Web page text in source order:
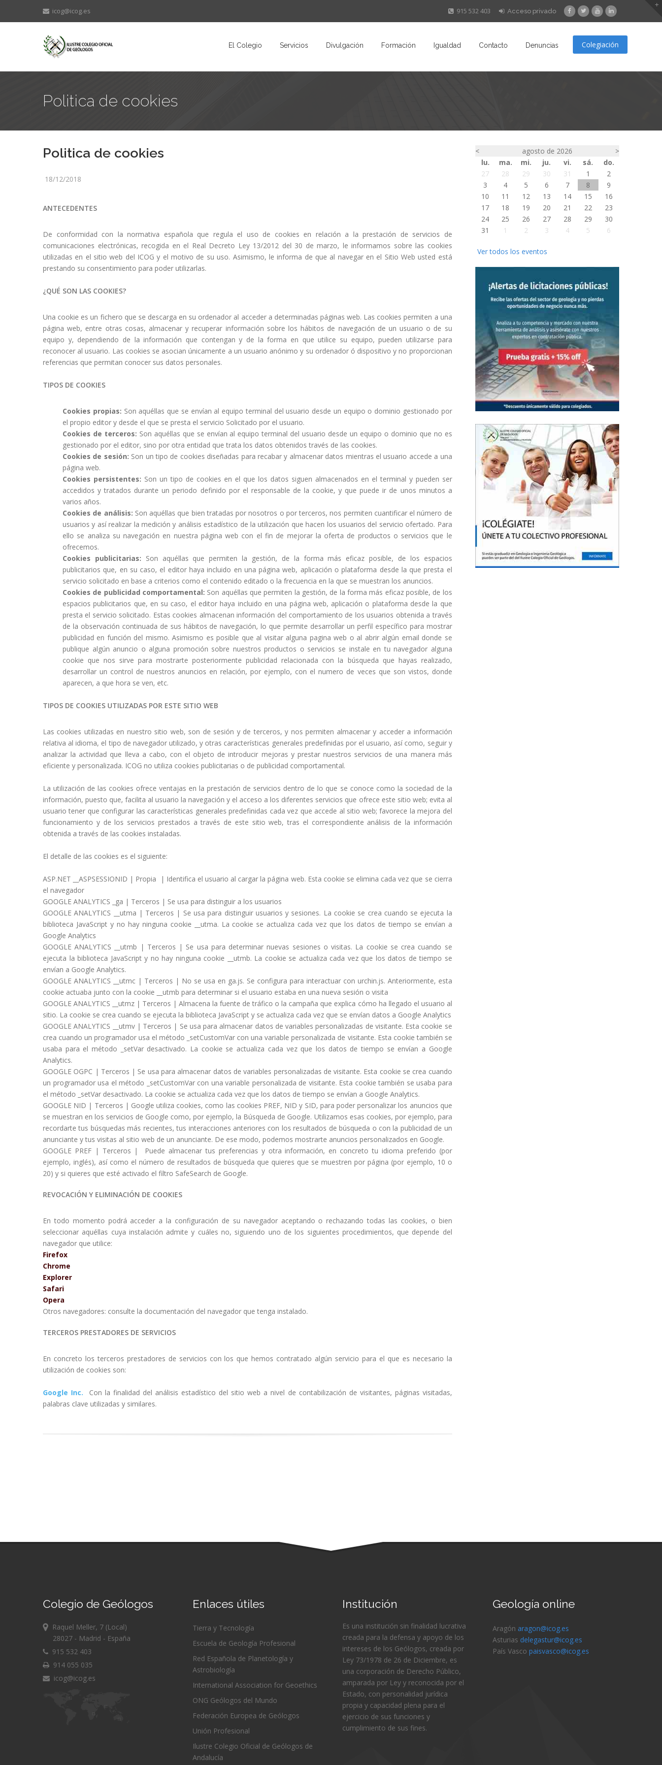
icog@icog.es 915 532 403 Acceso privado
El Colegio Servicios Divulgación Formación Igualdad Contacto Denuncias Colegiación
Politica de cookies
Politica de cookies
18/12/2018
ANTECEDENTES
De conformidad con la normativa española que regula el uso de cookies en relación a la prestación de servicios de
comunicaciones electrónicas, recogida en el Real Decreto Ley 13/2012 del 30 de marzo, le informamos sobre las cookies
utilizadas en el sitio web del ICOG y el motivo de su uso. Asimismo, le informa de que al navegar en el Sitio Web usted está
prestando su consentimiento para poder utilizarlas.
¿QUÉ SON LAS COOKIES?
Una cookie es un fichero que se descarga en su ordenador al acceder a determinadas páginas web. Las cookies permiten a una
página web, entre otras cosas, almacenar y recuperar información sobre los hábitos de navegación de un usuario o de su
equipo y, dependiendo de la información que contengan y de la forma en que utilice su equipo, pueden utilizarse para
reconocer al usuario. Las cookies se asocian únicamente a un usuario anónimo y su ordenador ó dispositivo y no proporcionan
referencias que permitan conocer sus datos personales.
TIPOS DE COOKIES
Cookies propias: Son aquéllas que se envían al equipo terminal del usuario desde un equipo o dominio gestionado por
el propio editor y desde el que se presta el servicio Solicitado por el usuario.
Cookies de terceros: Son aquéllas que se envían al equipo terminal del usuario desde un equipo o dominio que no es
gestionado por el editor, sino por otra entidad que trata los datos obtenidos través de las cookies.
Cookies de sesión: Son un tipo de cookies diseñadas para recabar y almacenar datos mientras el usuario accede a una
página web.
Cookies persistentes: Son un tipo de cookies en el que los datos siguen almacenados en el terminal y pueden ser
accedidos y tratados durante un periodo definido por el responsable de la cookie, y que puede ir de unos minutos a
varios años.
Cookies de análisis: Son aquéllas que bien tratadas por nosotros o por terceros, nos permiten cuantificar el número de
usuarios y así realizar la medición y análisis estadístico de la utilización que hacen los usuarios del servicio ofertado. Para
ello se analiza su navegación en nuestra página web con el fin de mejorar la oferta de productos o servicios que le
ofrecemos.
Cookies publicitarias: Son aquéllas que permiten la gestión, de la forma más eficaz posible, de los espacios
publicitarios que, en su caso, el editor haya incluido en una página web, aplicación o plataforma desde la que presta el
servicio solicitado en base a criterios como el contenido editado o la frecuencia en la que se muestran los anuncios.
Cookies de publicidad comportamental: Son aquéllas que permiten la gestión, de la forma más eficaz posible, de los
espacios publicitarios que, en su caso, el editor haya incluido en una página web, aplicación o plataforma desde la que
presta el servicio solicitado. Estas cookies almacenan información del comportamiento de los usuarios obtenida a través
de la observación continuada de sus hábitos de navegación, lo que permite desarrollar un perfil específico para mostrar
publicidad en función del mismo. Asimismo es posible que al visitar alguna pagina web o al abrir algún email donde se
publique algún anuncio o alguna promoción sobre nuestros productos o servicios se instale en tu navegador alguna
cookie que nos sirve para mostrarte posteriormente publicidad relacionada con la búsqueda que hayas realizado,
desarrollar un control de nuestros anuncios en relación, por ejemplo, con el numero de veces que son vistos, donde
aparecen, a que hora se ven, etc.
TIPOS DE COOKIES UTILIZADAS POR ESTE SITIO WEB
Las cookies utilizadas en nuestro sitio web, son de sesión y de terceros, y nos permiten almacenar y acceder a información
relativa al idioma, el tipo de navegador utilizado, y otras características generales predefinidas por el usuario, así como, seguir y
analizar la actividad que lleva a cabo, con el objeto de introducir mejoras y prestar nuestros servicios de una manera más
eficiente y personalizada. ICOG no utiliza cookies publicitarias o de publicidad comportamental.
La utilización de las cookies ofrece ventajas en la prestación de servicios dentro de lo que se conoce como la sociedad de la
información, puesto que, facilita al usuario la navegación y el acceso a los diferentes servicios que ofrece este sitio web; evita al
usuario tener que configurar las características generales predefinidas cada vez que accede al sitio web; favorece la mejora del
funcionamiento y de los servicios prestados a través de este sitio web, tras el correspondiente análisis de la información
obtenida a través de las cookies instaladas.
El detalle de las cookies es el siguiente:
ASP.NET __ASPSESSIONID | Propia | Identifica el usuario al cargar la página web. Esta cookie se elimina cada vez que se cierra
el navegador
GOOGLE ANALYTICS _ga | Terceros | Se usa para distinguir a los usuarios
GOOGLE ANALYTICS __utma | Terceros | Se usa para distinguir usuarios y sesiones. La cookie se crea cuando se ejecuta la
biblioteca JavaScript y no hay ninguna cookie __utma. La cookie se actualiza cada vez que los datos de tiempo se envían a
Google Analytics
GOOGLE ANALYTICS __utmb | Terceros | Se usa para determinar nuevas sesiones o visitas. La cookie se crea cuando se
ejecuta la biblioteca JavaScript y no hay ninguna cookie __utmb. La cookie se actualiza cada vez que los datos de tiempo se
envían a Google Analytics.
GOOGLE ANALYTICS __utmc | Terceros | No se usa en ga.js. Se configura para interactuar con urchin.js. Anteriormente, esta
cookie actuaba junto con la cookie __utmb para determinar si el usuario estaba en una nueva sesión o visita
GOOGLE ANALYTICS __utmz | Terceros | Almacena la fuente de tráfico o la campaña que explica cómo ha llegado el usuario al
sitio. La cookie se crea cuando se ejecuta la biblioteca JavaScript y se actualiza cada vez que se envían datos a Google Analytics
GOOGLE ANALYTICS __utmv | Terceros | Se usa para almacenar datos de variables personalizadas de visitante. Esta cookie se
crea cuando un programador usa el método _setCustomVar con una variable personalizada de visitante. Esta cookie también se
usaba para el método _setVar desactivado. La cookie se actualiza cada vez que los datos de tiempo se envían a Google
Analytics.
GOOGLE OGPC | Terceros | Se usa para almacenar datos de variables personalizadas de visitante. Esta cookie se crea cuando
un programador usa el método _setCustomVar con una variable personalizada de visitante. Esta cookie también se usaba para
el método _setVar desactivado. La cookie se actualiza cada vez que los datos de tiempo se envían a Google Analytics.
GOOGLE NID | Terceros | Google utiliza cookies, como las cookies PREF, NID y SID, para poder personalizar los anuncios que
se muestran en los servicios de Google como, por ejemplo, la Búsqueda de Google. Utilizamos esas cookies, por ejemplo, para
recordarte tus búsquedas más recientes, tus interacciones anteriores con los resultados de búsqueda o con la publicidad de un
anunciante y tus visitas al sitio web de un anunciante. De ese modo, podemos mostrarte anuncios personalizados en Google.
GOOGLE PREF | Terceros | Puede almacenar tus preferencias y otra información, en concreto tu idioma preferido (por
ejemplo, inglés), así como el número de resultados de búsqueda que quieres que se muestren por página (por ejemplo, 10 o
20) y si quieres que esté activado el filtro SafeSearch de Google.
REVOCACIÓN Y ELIMINACIÓN DE COOKIES
En todo momento podrá acceder a la configuración de su navegador aceptando o rechazando todas las cookies, o bien
seleccionar aquéllas cuya instalación admite y cuáles no, siguiendo uno de los siguientes procedimientos, que depende del
navegador que utilice:
Firefox
Chrome
Explorer
Safari
Opera
Otros navegadores: consulte la documentación del navegador que tenga instalado.
TERCEROS PRESTADORES DE SERVICIOS
En concreto los terceros prestadores de servicios con los que hemos contratado algún servicio para el que es necesario la
utilización de cookies son:
Google Inc. Con la finalidad del análisis estadístico del sitio web a nivel de contabilización de visitantes, páginas visitadas,
palabras clave utilizadas y similares.
< agosto de 2026
>
lu.
ma. mi. ju. vi. sá.
do.
27
28 29 30 31 1
2
3
4 5 6 7 8
9
10
11 12 13 14 15
16
17
18 19 20 21 22
23
24
25 26 27 28 29
30
31
1 2 3 4 5 6
Ver todos los eventos
Colegio de Geólogos
Raquel Meller, 7 (Local)
28027 - Madrid - España
915 532 403
914 055 035
icog@icog.es
Enlaces útiles
Tierra y Tecnología
Escuela de Geología Profesional
Red Española de Planetología y
Astrobiología
International Association for Geoethics
ONG Geólogos del Mundo
Federación Europea de Geólogos
Unión Profesional
Ilustre Colegio Oficial de Geólogos de
Andalucía
Institución
Es una institución sin finalidad lucrativa
creada para la defensa y apoyo de los
intereses de los Geólogos, creada por
Ley 73/1978 de 26 de Diciembre, es
una corporación de Derecho Público,
amparada por Ley y reconocida por el
Estado, con personalidad jurídica
propia y capacidad plena para el
ejercicio de sus funciones y
cumplimiento de sus fines.
Geología online
Aragón aragon@icog.es
Asturias delegastur@icog.es
País Vasco paisvasco@icog.es